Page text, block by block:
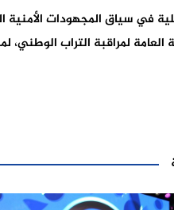
في سياق المجهودات الأمنية
العامة لمراقبة التراب